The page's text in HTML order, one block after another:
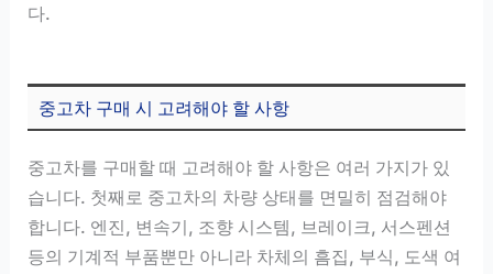
다.
중고차 구매 시 고려해야 할 사항
중고차를 구매할 때 고려해야 할 사항은 여러 가지가 있
습니다. 첫째로 중고차의 차량 상태를 면밀히 점검해야
합니다. 엔진, 변속기, 조향 시스템, 브레이크, 서스펜션
등의 기계적 부품뿐만 아니라 차체의 흠집, 부식, 도색 여